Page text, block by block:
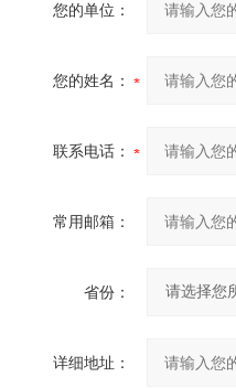
您的单位：
您的姓名：
联系电话：
常用邮箱：
省份：
详细地址：